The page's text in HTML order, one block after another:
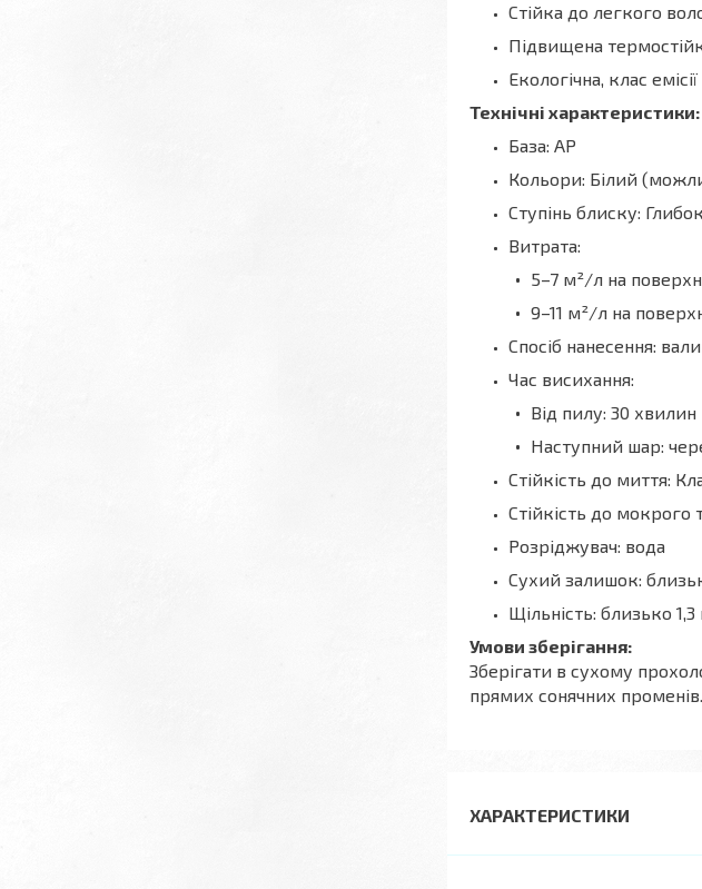
Стійка до легкого
Підвищена
Екологічна, клас
Технічні характеристики:
База: АР
Кольори: Білий
Ступінь блиску:
Витрата:
5–7 м²/л на
9–11 м²/л на
Спосіб нанесення:
Час висихання:
Від пилу: 30 хвилин
Наступний шар:
Стійкість до миття:
Стійкість до мокрого
Розріджувач: вода
Сухий залишок:
Щільність: близько
Умови зберігання:
Зберігати в сухому
прямих сонячних променів.
ХАРАКТЕРИСТИКИ